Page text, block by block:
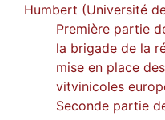
Humbert (Université
Première partie
la brigade de la
mise en place
vitvinicoles
Seconde partie